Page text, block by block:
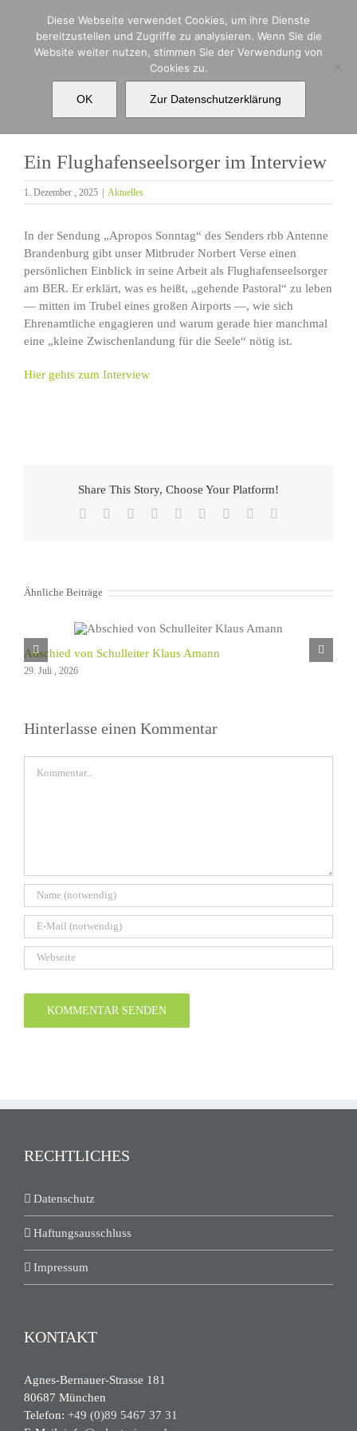
springen
Ein Flughafenseelsorger im Interview
Ein Flughafenseelsorger im Interview
1. Dezember , 2025 Aktuelles
In der Sendung „Apropos Sonntag“ des Senders rbb Antenne
Brandenburg gibt unser Mitbruder Norbert Verse einen
persönlichen Einblick in seine Arbeit als Flughafenseelsorger
am BER. Er erklärt, was es heißt, „gehende Pastoral“ zu leben
— mitten im Trubel eines großen Airports —, wie sich
Ehrenamtliche engagieren und warum gerade hier manchmal
eine „kleine Zwischenlandung für die Seele“ nötig ist.
Hier gehts zum Interview
Share This Story, Choose Your Platform!
Facebook Reddit LinkedInWhatsApp
TumblrPinterest
Ähnliche Beiträge
Abschied von Schulleiter Klaus Amann
29. Juli , 2026
Hinterlasse einen Kommentar
RECHTLICHES
Datenschutz
Haftungsausschluss
Impressum
KONTAKT
Agnes-Bernauer-Strasse 181
80687 München
Telefon: +49 (0)89 5467 37 31
Diese Webseite verwendet Cookies, um ihre Dienste
bereitzustellen und Zugriffe zu analysieren. Wenn Sie die
Website weiter nutzen, stimmen Sie der Verwendung von
Cookies zu.
OK Zur Datenschutzerklärung